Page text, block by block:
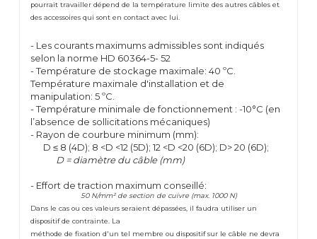
pourrait travailler dépend de la température limite des autres câbles et
des accessoires qui sont en contact avec lui.
- Les courants maximums admissibles sont indiqués
selon la norme HD 60364-5- 52
- Température de stockage maximale: 40 ºC.
Température maximale d'installation et de
manipulation: 5 ºC.
- Température minimale de fonctionnement : -10°C (en
l’absence de sollicitations mécaniques)
- Rayon de courbure minimum (mm):
D ≤ 8 (4D); 8 <D <12 (5D); 12 <D <20 (6D); D> 20 (6D);
D = diamètre du câble (mm)
- Effort de traction maximum conseillé:
50 N/mm² de section de cuivre (max. 1000 N)
Dans le cas ou ces valeurs seraient dépassées, il faudra utiliser un
dispositif de contrainte. La
méthode de fixation d'un tel membre ou dispositif sur le câble ne devra